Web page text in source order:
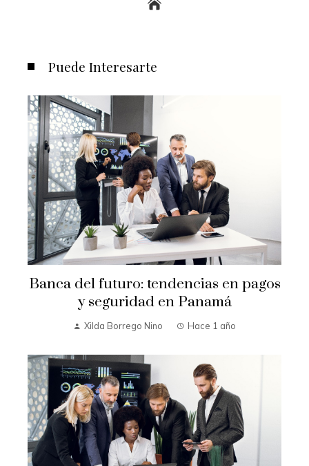
Puede Interesarte
Banca del futuro: tendencias en pagos
y seguridad en Panamá
Xilda Borrego Nino Hace 1 año